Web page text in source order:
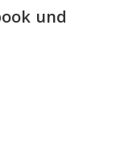
und